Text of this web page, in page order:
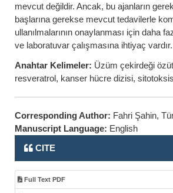
mevcut değildir. Ancak, bu ajanların
başlarına gerekse mevcut tedavilerle
ullanılmalarının onaylanması için daha
ve laboratuvar çalışmasına ihtiyaç vardır.
Anahtar Kelimeler: Üzüm çekirdeği
resveratrol, kanser hücre dizisi,
Corresponding Author: Fahri Şahin,
Manuscript Language: English
CITE
Full Text PDF